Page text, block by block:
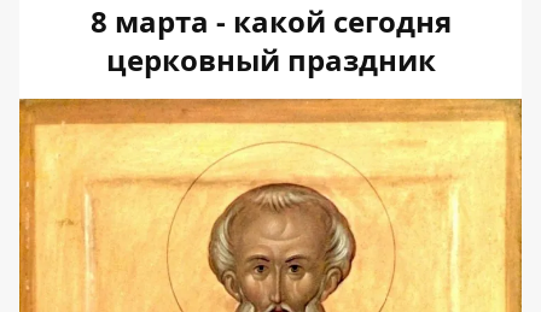
8 марта - какой сегодня
церковный праздник